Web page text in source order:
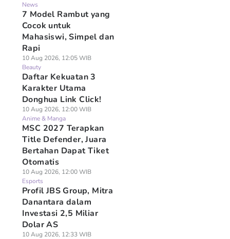
News
7 Model Rambut yang
Cocok untuk
Mahasiswi, Simpel dan
Rapi
10 Aug 2026, 12:05 WIB
Beauty
Daftar Kekuatan 3
Karakter Utama
Donghua Link Click!
10 Aug 2026, 12:00 WIB
Anime & Manga
MSC 2027 Terapkan
Title Defender, Juara
Bertahan Dapat Tiket
Otomatis
10 Aug 2026, 12:00 WIB
Esports
Profil JBS Group, Mitra
Danantara dalam
Investasi 2,5 Miliar
Dolar AS
10 Aug 2026, 12:33 WIB